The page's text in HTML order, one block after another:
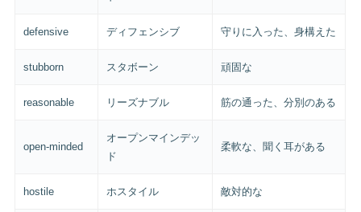
defensive ディフェンシブ 守りに入った、身構えた
stubborn スタボーン 頑固な
reasonable リーズナブル 筋の通った、分別のある
open-minded
オープンマインデッ
ド
柔軟な、聞く耳がある
hostile ホスタイル 敵対的な